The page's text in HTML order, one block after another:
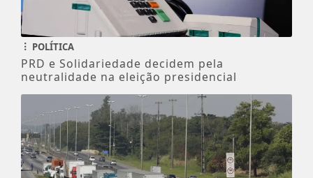
POLÍTICA
PRD e Solidariedade decidem pela
neutralidade na eleição presidencial